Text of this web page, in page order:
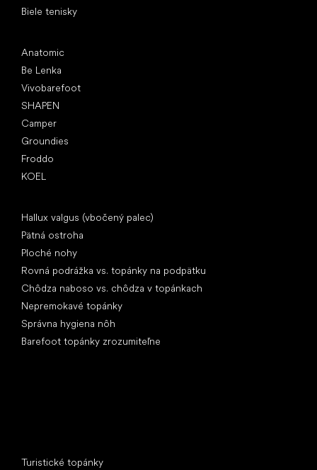
Biele tenisky
Anatomic
Be Lenka
Vivobarefoot
SHAPEN
Camper
Groundies
Froddo
KOEL
Hallux valgus (vbočený palec)
Pätná ostroha
Ploché nohy
Rovná podrážka vs. topánky na podpätku
Chôdza naboso vs. chôdza v topánkach
Nepremokavé topánky
Správna hygiena nôh
Barefoot topánky zrozumiteľne
Turistické topánky